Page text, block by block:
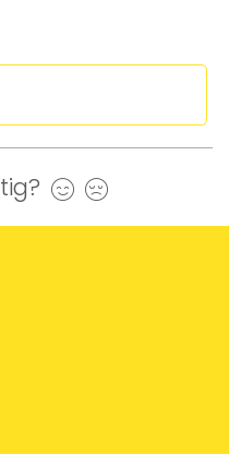
Ja